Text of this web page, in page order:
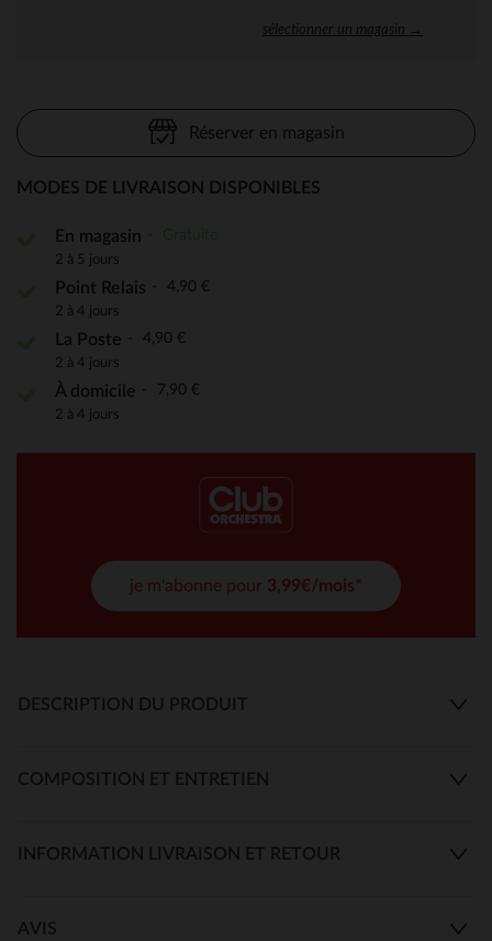
sélectionner un magasin →
Réserver en magasin
MODES DE LIVRAISON DISPONIBLES
En magasin
2 à 5 jours
Point Relais 4,90 €
2 à 4 jours
La Poste 4,90 €
2 à 4 jours
À domicile 7,90 €
2 à 4 jours
je m'abonne pour 3,99€/mois*
DESCRIPTION DU PRODUIT
COMPOSITION ET ENTRETIEN
INFORMATION LIVRAISON ET RETOUR
AVIS